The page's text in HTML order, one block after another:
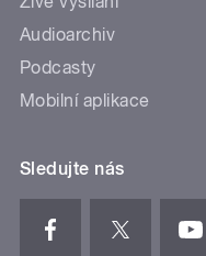
Audioarchiv
Podcasty
Mobilní aplikace
Sledujte nás